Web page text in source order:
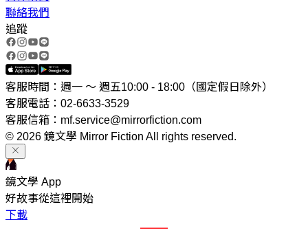
聯絡我們
追蹤
客服時間：週一 ～ 週五10:00 - 18:00（國定假日除外）
客服電話：02-6633-3529
客服信箱：mf.service@mirrorfiction.com
© 2026 鏡文學 Mirror Fiction All rights reserved.
鏡文學 App
好故事從這裡開始
下載